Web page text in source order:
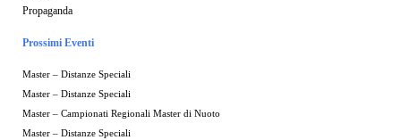
Propaganda
Prossimi Eventi
Master – Distanze Speciali
Master – Distanze Speciali
Master – Campionati Regionali Master di Nuoto
Master – Distanze Speciali